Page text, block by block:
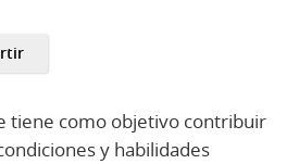
tiene como objetivo contribuir
y habilidades